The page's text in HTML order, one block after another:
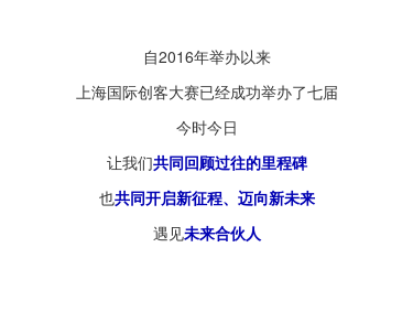
自2016年举办以来
上海国际创客大赛已经成功举办了七届
今时今日
让我们共同回顾过往的里程碑
也共同开启新征程、迈向新未来
遇见未来合伙人